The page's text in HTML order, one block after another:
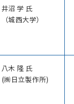
井沼 学 氏
（城西大学）
八木 隆 氏
(㈱日立製作所)